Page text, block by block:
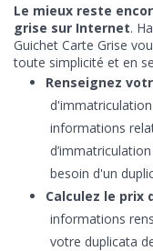
Le mieux reste
grise sur Internet.
Guichet Carte Grise
toute simplicité et en
Renseignez
informations
besoin d'un
Calculez le prix
informations
votre duplicata